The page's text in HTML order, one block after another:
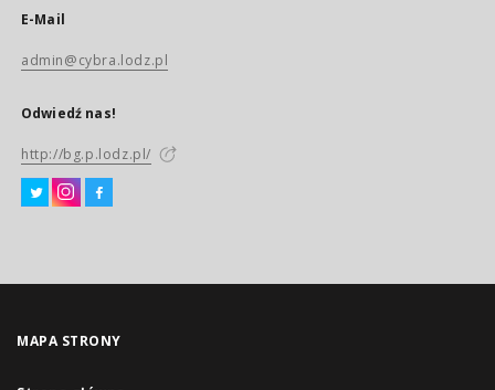
E-Mail
admin@cybra.lodz.pl
Odwiedź nas!
http://bg.p.lodz.pl/
MAPA STRONY